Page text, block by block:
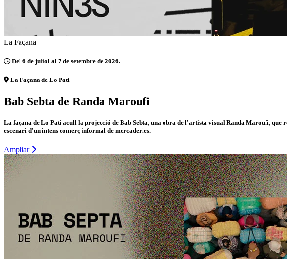
La Façana
Del 6 de juliol al 7 de setembre de 2026.
La Façana de Lo Pati
Bab Sebta de Randa Maroufi
La façana de Lo Pati acull la projecció de Bab Sebta, una obra de l'artista visual Randa Maroufi,
escenari d'un intens comerç informal de mercaderies.
Ampliar